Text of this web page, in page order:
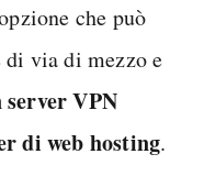
che può
di via di mezzo e
VPN
di web hosting.